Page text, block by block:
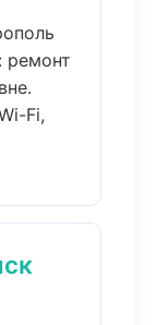
ремонт
Fi,